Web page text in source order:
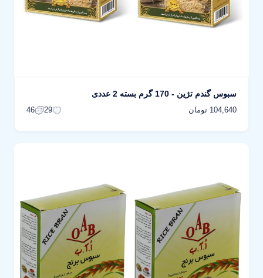
سبوس گندم تژین - 170 گرم بسته 2 عددی
104,640 تومان 29
46